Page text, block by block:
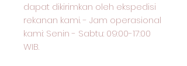
dapat dikirimkan oleh ekspedisi
rekanan kami. - Jam operasional
kami: Senin - Sabtu: 09:00-17:00
WIB.